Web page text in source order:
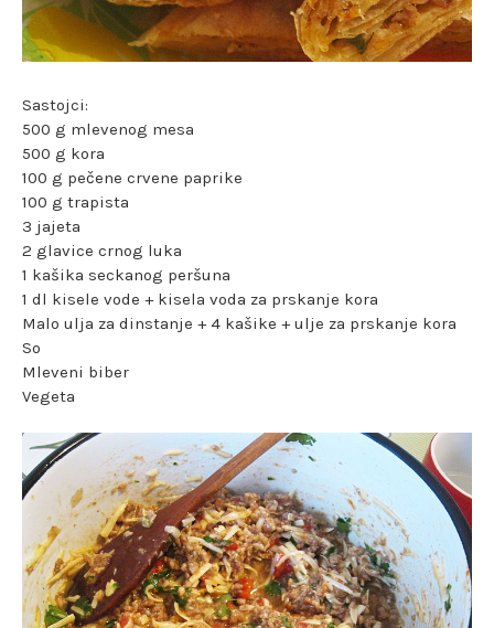
Sastojci:
500 g mlevenog mesa
500 g kora
100 g pečene crvene paprike
100 g trapista
3 jajeta
2 glavice crnog luka
1 kašika seckanog peršuna
1 dl kisele vode + kisela voda za prskanje kora
Malo ulja za dinstanje + 4 kašike + ulje za prskanje kora
So
Mleveni biber
Vegeta